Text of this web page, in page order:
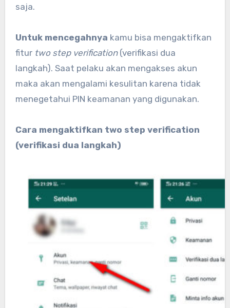
saja.
Untuk mencegahnya kamu bisa mengaktifkan
fiturtwo step verification (verifikasi dua
langkah). Saat pelaku akan mengakses akun
maka akan mengalami kesulitan karena tidak
menegetahui PIN keamanan yang digunakan.
Cara mengaktifkan two step verification
(verifikasi dua langkah)